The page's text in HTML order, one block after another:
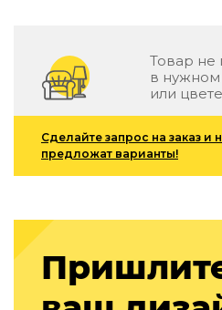
DAYZ — Ethno
Все коллекции мебели
Подбор, производство и
Декор
Для кухни
Предметы интерьера
Зеркала
Вентиляторы
Ковры
Товар не
в
или
Сделайте запрос на заказ
предложат варианты!